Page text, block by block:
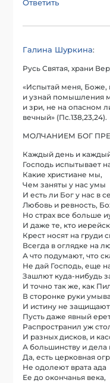
Ответить
Галина Шуркина:
Русь Святая, храни
«Испытай меня, Боже,
и узнай помышления
и зри, не на опасном
вечный» (Пс.138,23,24).
МОЛЧАНИЕМ БОГ
Каждый день и
Господь испытывает
Какие христиане мы,
Чем заняты у нас умы
И есть ли Бог у нас в
Любовь и ревность,
Но страх все больше
И даже те, кто
Крест носят на груди
Всегда в оглядке на
А что подумают, что
Не дай Господь, еще
Зашлют куда-нибудь
И точно так же, как
В сторонке руки
И истину не
Пусть даже явный
Распространил уж
И разных дисков, и
А большинству и дела
Да, есть церковная
Не одолеют врата ада
Ее до окончанья века,